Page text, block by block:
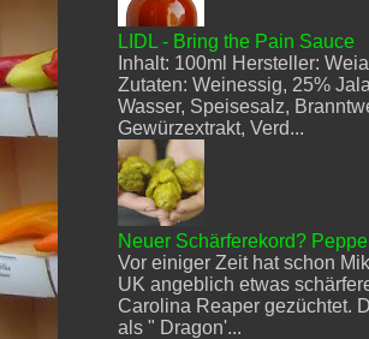
LIDL - Bring the Pain Sauce
Inhalt: 100ml Hersteller:
Zutaten: Weinessig, 25%
Wasser, Speisesalz,
Gewürzextrakt, Verd...
Neuer Schärferekord?
Vor einiger Zeit hat schon
UK angeblich etwas
Carolina Reaper gezüchtet.
als " Dragon'...